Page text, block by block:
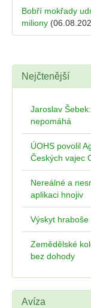
Bobří mokřady
miliony
Nejčtenější
Jaroslav
nepomáhá
ÚOHS povolil
Českých vajec
Nereálné a
aplikaci hnojiv
Výskyt
Zemědělské
bez dohody
Avíza